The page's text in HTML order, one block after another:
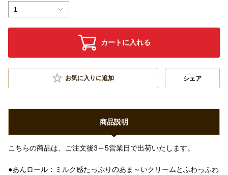
1
カートに入れる
お気に入りに追加 シェア
商品説明
こちらの商品は、ご注文後3～5営業日で出荷いたします。
●あんロール：ミルク感たっぷりのあま～いクリームとふわっふわ